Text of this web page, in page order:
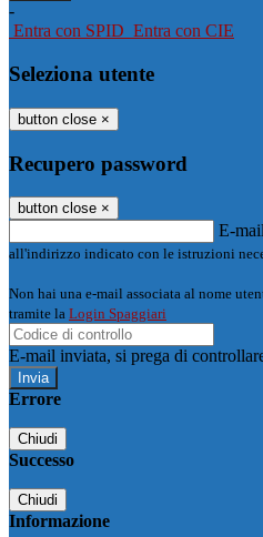
-
Entra con SPID Entra con CIE
Seleziona utente
button close ×
Recupero password
button close ×
E-mail
all'indirizzo indicato con le istruzioni
Non hai una e-mail associata al nome
tramite la Login Spaggiari
E-mail inviata, si prega di
Errore
Chiudi
Successo
Chiudi
Informazione